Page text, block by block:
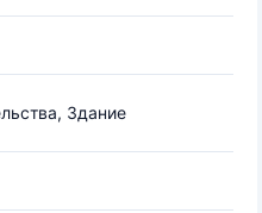
Здание